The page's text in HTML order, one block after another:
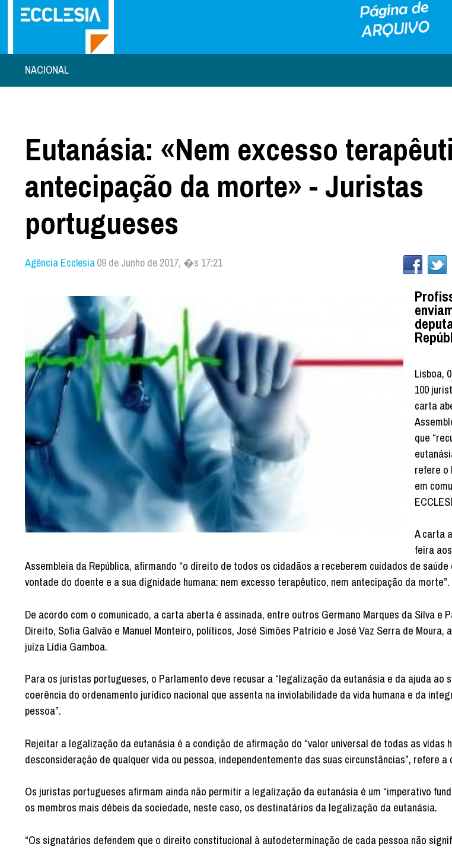
NACIONAL
Eutanásia: «Nem excesso
antecipação da morte» - Juristas
portugueses
Agência Ecclesia09 de Junho de 2017, �s 17:21
Lisboa,
100
carta
que
refere o
em
A carta
feira
Assembleia da República, afirmando “o direito de todos os cidadãos a receberem cuidados de saúde
vontade do doente e a sua dignidade humana: nem excesso terapêutico, nem antecipação da morte”.
De acordo com o comunicado, a carta aberta é assinada, entre outros Germano Marques da Silva e
Direito, Sofia Galvão e Manuel Monteiro, políticos, José Simões Patrício e José Vaz Serra de Moura,
juíza Lídia Gamboa.
Para os juristas portugueses, o Parlamento deve recusar a “legalização da eutanásia e da ajuda ao
coerência do ordenamento jurídico nacional que assenta na inviolabilidade da vida humana e da
pessoa”.
Rejeitar a legalização da eutanásia é a condição de afirmação do “valor universal de todas as vidas
desconsideração de qualquer vida ou pessoa, independentemente das suas circunstâncias”, refere
Os juristas portugueses afirmam ainda não permitir a legalização da eutanásia é um “imperativo
os membros mais débeis da sociedade, neste caso, os destinatários da legalização da eutanásia.
“Os signatários defendem que o direito constitucional à autodeterminação de cada pessoa não